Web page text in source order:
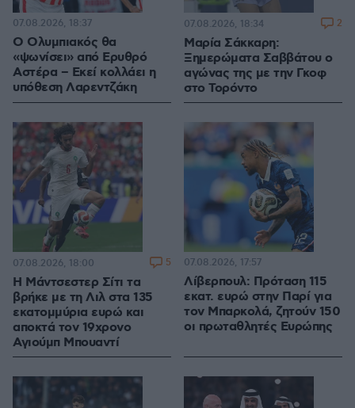
Ο Ολυμπιακός θα
«ψωνίσει» από Ερυθρό
Αστέρα – Εκεί κολλάει η
υπόθεση Λαρεντζάκη
07.08.2026, 18:37
Μαρία Σάκκαρη:
Ξημερώματα Σαββάτου ο
αγώνας της με την Γκοφ
στο Τορόντο
07.08.2026, 18:34 2
Η Μάντσεστερ Σίτι τα
βρήκε με τη Λιλ στα 135
εκατομμύρια ευρώ και
αποκτά τον 19χρονο
Αγιούμπ Μπουαντί
07.08.2026, 18:00 5
Λίβερπουλ: Πρόταση 115
εκατ. ευρώ στην Παρί για
τον Μπαρκολά, ζητούν 150
οι πρωταθλητές Ευρώπης
07.08.2026, 17:57